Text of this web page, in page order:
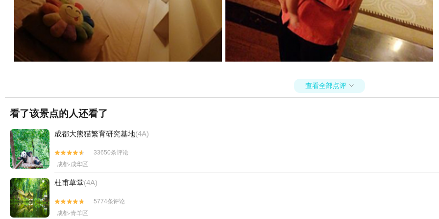
查看全部点评 
看了该景点的人还看了
成都大熊猫繁育研究基地(4A)


33650条评论
成都·成华区
杜甫草堂(4A)


5774条评论
成都·青羊区